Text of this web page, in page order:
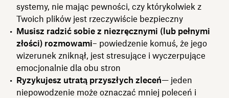
systemy, nie mając pewności, czy którykolwiek z
Twoich plików jest rzeczywiście bezpieczny
Musisz radzić sobie z niezręcznymi (lub pełnymi
złości) rozmowami– powiedzenie komuś, że jego
wizerunek zniknął, jest stresujące i wyczerpujące
emocjonalnie dla obu stron
Ryzykujesz utratą przyszłych zleceń— jeden
niepowodzenie może oznaczać mniej poleceń i